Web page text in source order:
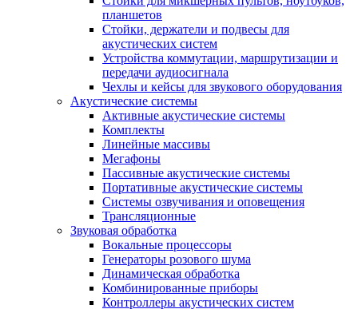
планшетов
Стойки, держатели и подвесы для
акустических систем
Устройства коммутации, маршрутизации и
передачи аудиосигнала
Чехлы и кейсы для звукового оборудования
Акустические системы
Активные акустические системы
Комплекты
Линейные массивы
Мегафоны
Пассивные акустические системы
Портативные акустические системы
Системы озвучивания и оповещения
Трансляционные
Звуковая обработка
Вокальные процессоры
Генераторы розового шума
Динамическая обработка
Комбинированные приборы
Контроллеры акустических систем